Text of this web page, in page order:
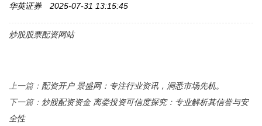
华英证券 2025-07-31 13:15:45
炒股股票配资网站
上一篇： 配资开户 景盛网：专注行业资讯，洞悉市场先机。
下一篇： 炒股配资资金 离娄投资可信度探究：专业解析其信誉与安
全性